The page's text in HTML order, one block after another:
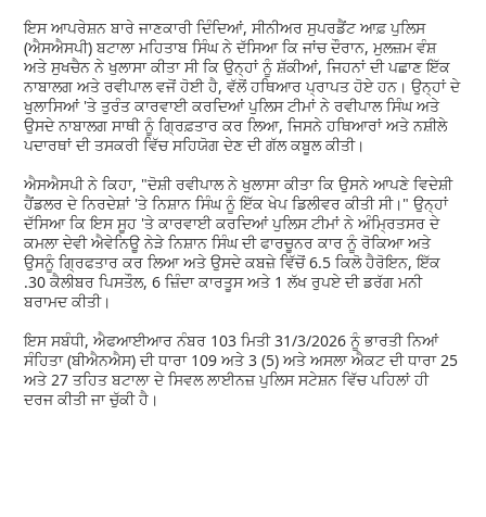
ਇਸ ਆਪਰੇਸ਼ਨ ਬਾਰੇ ਜਾਣਕਾਰੀ ਦਿੰਦਿਆਂ, ਸੀਨੀਅਰ ਸੁਪਰਡੈਂਟ ਆਫ਼ ਪੁਲਿਸ
(ਐਸਐਸਪੀ) ਬਟਾਲਾ ਮਹਿਤਾਬ ਸਿੰਘ ਨੇ ਦੱਸਿਆ ਕਿ ਜਾਂਚ ਦੌਰਾਨ, ਮੁਲਜ਼ਮ ਵੰਸ਼
ਅਤੇ ਸੁਖਚੈਨ ਨੇ ਖੁਲਾਸਾ ਕੀਤਾ ਸੀ ਕਿ ਉਨ੍ਹਾਂ ਨੂੰ ਸ਼ੱਕੀਆਂ, ਜਿਹਨਾਂ ਦੀ ਪਛਾਣ ਇੱਕ
ਨਾਬਾਲਗ ਅਤੇ ਰਵੀਪਾਲ ਵਜੋਂ ਹੋਈ ਹੈ, ਵੱਲੋਂ ਹਥਿਆਰ ਪ੍ਰਾਪਤ ਹੋਏ ਹਨ। ਉਨ੍ਹਾਂ ਦੇ
ਖੁਲਾਸਿਆਂ 'ਤੇ ਤੁਰੰਤ ਕਾਰਵਾਈ ਕਰਦਿਆਂ ਪੁਲਿਸ ਟੀਮਾਂ ਨੇ ਰਵੀਪਾਲ ਸਿੰਘ ਅਤੇ
ਉਸਦੇ ਨਾਬਾਲਗ ਸਾਥੀ ਨੂੰ ਗ੍ਰਿਫ਼ਤਾਰ ਕਰ ਲਿਆ, ਜਿਸਨੇ ਹਥਿਆਰਾਂ ਅਤੇ ਨਸ਼ੀਲੇ
ਪਦਾਰਥਾਂ ਦੀ ਤਸਕਰੀ ਵਿੱਚ ਸਹਿਯੋਗ ਦੇਣ ਦੀ ਗੱਲ ਕਬੂਲ ਕੀਤੀ।
ਐਸਐਸਪੀ ਨੇ ਕਿਹਾ, "ਦੋਸ਼ੀ ਰਵੀਪਾਲ ਨੇ ਖੁਲਾਸਾ ਕੀਤਾ ਕਿ ਉਸਨੇ ਆਪਣੇ ਵਿਦੇਸ਼ੀ
ਹੈਂਡਲਰ ਦੇ ਨਿਰਦੇਸ਼ਾਂ 'ਤੇ ਨਿਸ਼ਾਨ ਸਿੰਘ ਨੂੰ ਇੱਕ ਖੇਪ ਡਿਲੀਵਰ ਕੀਤੀ ਸੀ।" ਉਨ੍ਹਾਂ
ਦੱਸਿਆ ਕਿ ਇਸ ਸੂਹ 'ਤੇ ਕਾਰਵਾਈ ਕਰਦਿਆਂ ਪੁਲਿਸ ਟੀਮਾਂ ਨੇ ਅੰਮ੍ਰਿਤਸਰ ਦੇ
ਕਮਲਾ ਦੇਵੀ ਐਵੇਨਿਊ ਨੇੜੇ ਨਿਸ਼ਾਨ ਸਿੰਘ ਦੀ ਫਾਰਚੂਨਰ ਕਾਰ ਨੂੰ ਰੋਕਿਆ ਅਤੇ
ਉਸਨੂੰ ਗ੍ਰਿਫਤਾਰ ਕਰ ਲਿਆ ਅਤੇ ਉਸਦੇ ਕਬਜ਼ੇ ਵਿੱਚੋਂ 6.5 ਕਿਲੋ ਹੈਰੋਇਨ, ਇੱਕ
.30 ਕੈਲੀਬਰ ਪਿਸਤੌਲ, 6 ਜ਼ਿੰਦਾ ਕਾਰਤੂਸ ਅਤੇ 1 ਲੱਖ ਰੁਪਏ ਦੀ ਡਰੱਗ ਮਨੀ
ਬਰਾਮਦ ਕੀਤੀ।
ਇਸ ਸਬੰਧੀ, ਐਫਆਈਆਰ ਨੰਬਰ 103 ਮਿਤੀ 31/3/2026 ਨੂੰ ਭਾਰਤੀ ਨਿਆਂ
ਸੰਹਿਤਾ (ਬੀਐਨਐਸ) ਦੀ ਧਾਰਾ 109 ਅਤੇ 3 (5) ਅਤੇ ਅਸਲਾ ਐਕਟ ਦੀ ਧਾਰਾ 25
ਅਤੇ 27 ਤਹਿਤ ਬਟਾਲਾ ਦੇ ਸਿਵਲ ਲਾਈਨਜ਼ ਪੁਲਿਸ ਸਟੇਸ਼ਨ ਵਿੱਚ ਪਹਿਲਾਂ ਹੀ
ਦਰਜ ਕੀਤੀ ਜਾ ਚੁੱਕੀ ਹੈ।